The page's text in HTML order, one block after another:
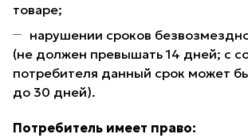
товаре;
нарушении сроков
(не должен превышать 14 дней; с
потребителя данный срок может
до 30 дней).
Потребитель имеет право: